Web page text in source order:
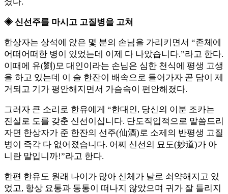
셨다.
◈ 신선주를 마시고 고질병을 고쳐
한상자는 상석에 앉은 몇 분의 손님을 가리키면서 “존체에
어떠어떠한 병이 있었는데 이제 다 나았습니다.”라고 한다.
이때에 유(劉)모 대인이라는 손님은 심한 천식에 평생 고생
을 하고 있는데 이 술 한잔이 배속으로 들어가자 곧 담이 제
거되고 기가 평안해지면서 가슴속이 편안해졌다.
그러자 큰 소리로 한유에게 “한대인, 당신의 이분 조카는
진실로 도를 갖춘 신선이십니다. 단도직입적으로 말씀드리
자면 한상자가 준 한잔의 선주(仙酒)로 소제의 반평생 고질
병이 즉각 다 없어졌습니다. 어찌 신선의 묘도(妙道)가 아
니란 말입니까!”라고 한다.
한편 한유도 원래 나이가 많아 신체가 날로 쇠약해지고 있
었고, 항상 요통과 동통이 떠나지 않았으며 귀가 잘 들리지